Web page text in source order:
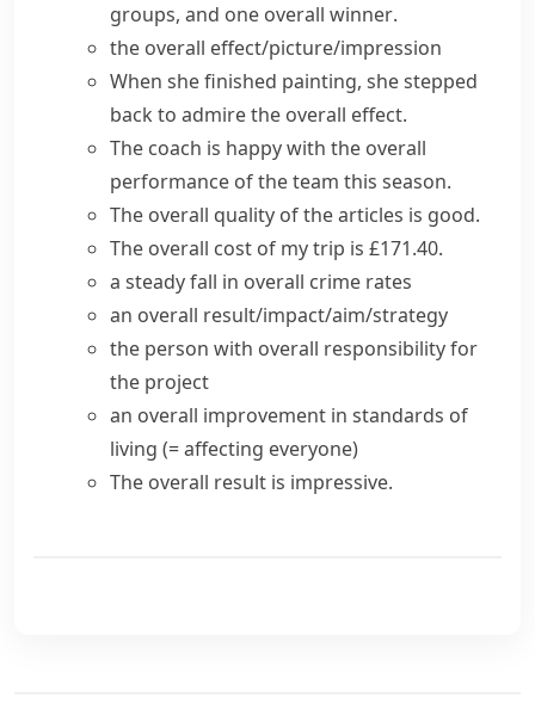
groups, and one overall winner.
the overall effect/picture/impression
When she finished painting, she stepped
back to admire the overall effect.
The coach is happy with the overall
performance of the team this season.
The overall quality of the articles is good.
The overall cost of my trip is £171.40.
a steady fall in overall crime rates
an overall result/impact/aim/strategy
the person with overall responsibility for
the project
an overall improvement in standards of
living (= affecting everyone)
The overall result is impressive.